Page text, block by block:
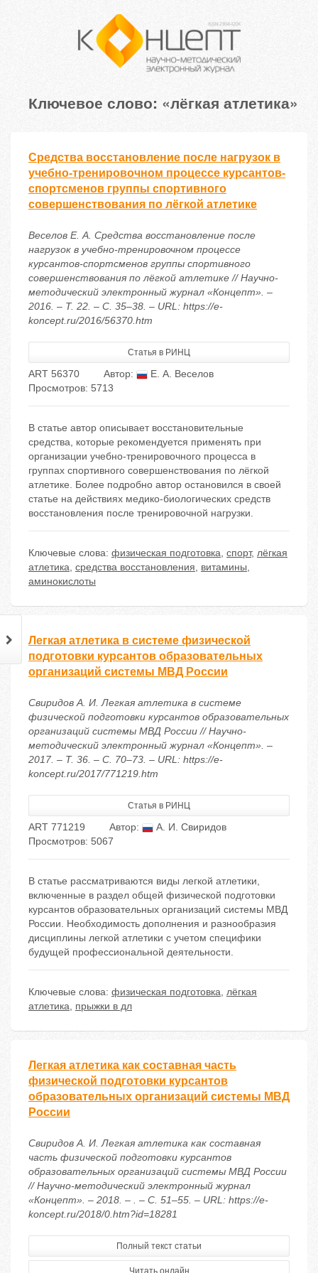
Ключевое слово: «лёгкая атлетика»
Средства восстановление после нагрузок в
учебно-тренировочном процессе курсантов-
спортсменов группы спортивного
совершенствования по лёгкой атлетике
Веселов Е. А. Средства восстановление после
нагрузок в учебно-тренировочном процессе
курсантов-спортсменов группы спортивного
совершенствования по лёгкой атлетике // Научно-
методический электронный журнал «Концепт». –
2016. – Т. 22. – С. 35–38. – URL: https://e-
koncept.ru/2016/56370.htm
Статья в РИНЦ
ART 56370 Автор:
Е. А. Веселов
Просмотров: 5713
В статье автор описывает восстановительные
средства, которые рекомендуется применять при
организации учебно-тренировочного процесса в
группах спортивного совершенствования по лёгкой
атлетике. Более подробно автор остановился в своей
статье на действиях медико-биологических средств
восстановления после тренировочной нагрузки.
Ключевые слова: физическая подготовка, спорт, лёгкая
атлетика, средства восстановления, витамины,
аминокислоты
Легкая атлетика в системе физической
подготовки курсантов образовательных
организаций системы МВД России
Свиридов А. И. Легкая атлетика в системе
физической подготовки курсантов образовательных
организаций системы МВД России // Научно-
методический электронный журнал «Концепт». –
2017. – Т. 36. – С. 70–73. – URL: https://e-
koncept.ru/2017/771219.htm
Статья в РИНЦ
ART 771219 Автор:
А. И. Свиридов
Просмотров: 5067
В статье рассматриваются виды легкой атлетики,
включенные в раздел общей физической подготовки
курсантов образовательных организаций системы МВД
России. Необходимость дополнения и разнообразия
дисциплины легкой атлетики с учетом специфики
будущей профессиональной деятельности.
Ключевые слова: физическая подготовка, лёгкая
атлетика, прыжки в дл
Легкая атлетика как составная часть
физической подготовки курсантов
образовательных организаций системы МВД
России
Свиридов А. И. Легкая атлетика как составная
часть физической подготовки курсантов
образовательных организаций системы МВД России
// Научно-методический электронный журнал
«Концепт». – 2018. – . – С. 51–55. – URL: https://e-
koncept.ru/2018/0.htm?id=18281
Полный текст статьи